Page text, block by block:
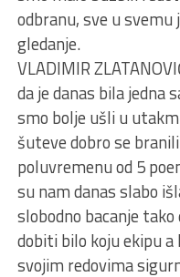
odbranu, sve u svemu
gledanje.
VLADIMIR
da je danas bila jedna
smo bolje ušli u
šuteve dobro se
poluvremenu od 5
su nam danas slabo
slobodno bacanje
dobiti bilo koju ekipu
svojim redovima